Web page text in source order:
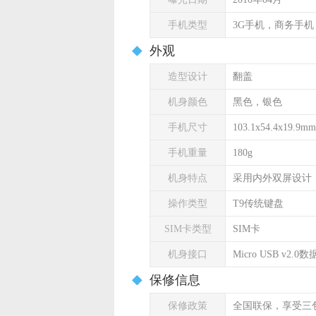
手机类型 3G手机，商务手机
外观
造型设计 翻盖
机身颜色 黑色，银色
手机尺寸 103.1x54.4x19.9mm
手机重量 180g
机身特点 采用内外双屏设计
操作类型 T9传统键盘
SIM卡类型 SIM卡
机身接口 Micro USB v2.0数
保修信息
保修政策 全国联保，享受三